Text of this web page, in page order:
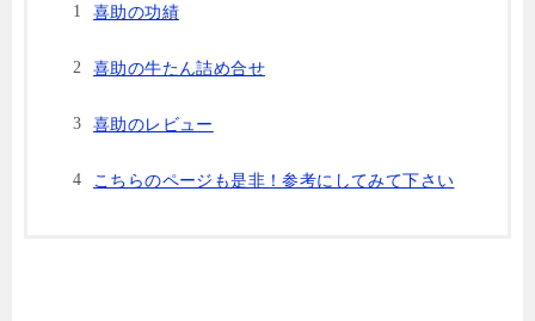
喜助の功績
喜助の牛たん詰め合せ
喜助のレビュー
こちらのページも是非！参考にしてみて下さい